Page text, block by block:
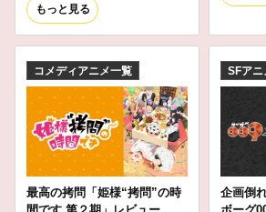
もっと見る
コメディアニメ一覧
最高の拷問「姫様“拷問”の時
SFア
企画倒